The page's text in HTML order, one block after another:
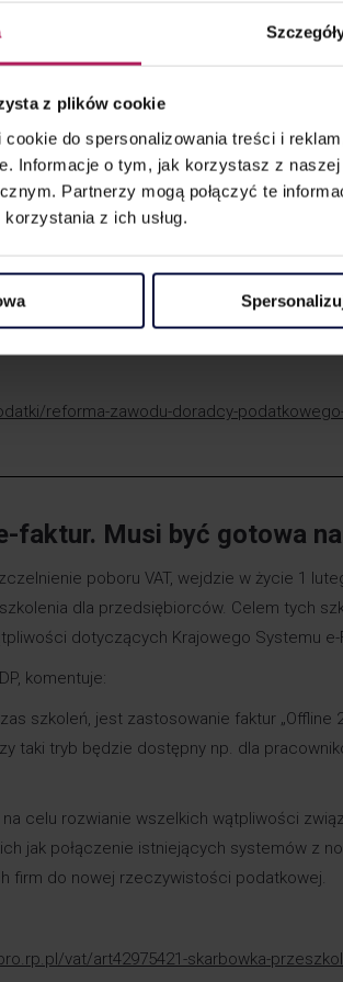
z plików cookie
do spersonalizowania treści i
Informacje o tym, jak korzystasz z
Partnerzy mogą połączyć te
z ich usług.
– rząd przyjął
podatkowym, który wprowadza zmiany w
zawodowego. Zmiany obejmują m.in.
strojów urzędowych oraz modyfikacje w
komentuje:
zawodu doradcy podatkowego do
ważne jest to, że doradcy będą
ich rozpoznawalność jako
na doradcę, promując praktyczną
usług doradztwa podatkowego.
reforma-zawodu-doradcy-
faktur. Musi być gotowa
poboru VAT, wejdzie w życie 1
dla przedsiębiorców. Celem tych
dotyczących Krajowego Systemu e-
komentuje:
szkoleń, jest zastosowanie faktur „Offline
taki tryb będzie dostępny np. dla
celu rozwianie wszelkich wątpliwości
jak połączenie istniejących systemów z
firm do nowej rzeczywistości podatkowej.
vat/art42975421-skarbowka-